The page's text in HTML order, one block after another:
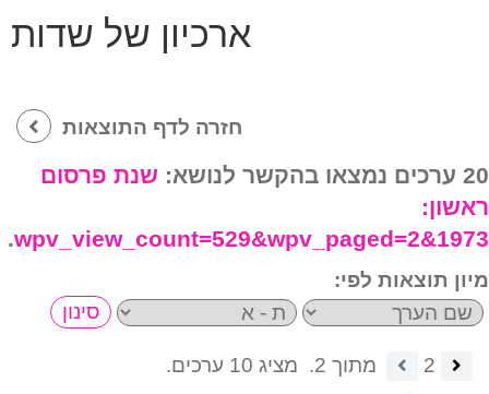
ארכיון של שדות
חזרה לדף התוצאות
20 ערכים נמצאו בהקשר לנושא:
שנת פרסום
ראשון:
1973&wpv_view_count=529&wpv_paged=2
.
מיון תוצאות לפי:
2 מתוך 2.
מציג 10 ערכים.